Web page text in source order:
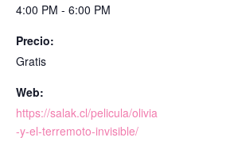
4:00 PM - 6:00 PM
Precio:
Gratis
Web:
https://salak.cl/pelicula/olivia
-y-el-terremoto-invisible/